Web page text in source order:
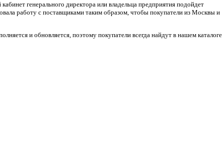
генерального директора или владельца предприятия подойдет
работу с поставщиками таким образом, чтобы покупатели из Москвы и
и обновляется, поэтому покупатели всегда найдут в нашем каталоге